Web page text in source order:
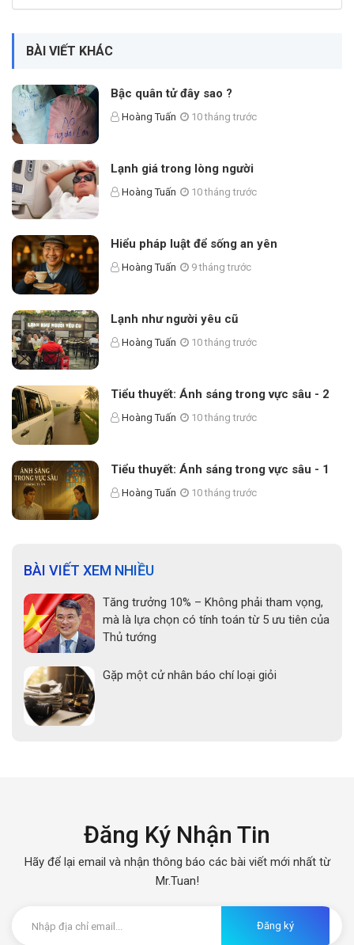
BÀI VIẾT KHÁC
Bậc quân tử đây sao ?
Hoàng Tuấn 10 tháng trước
Lạnh giá trong lòng người
Hoàng Tuấn 10 tháng trước
Hiểu pháp luật để sống an yên
Hoàng Tuấn 9 tháng trước
Lạnh như người yêu cũ
Hoàng Tuấn 10 tháng trước
Tiểu thuyết: Ánh sáng trong vực sâu - 2
Hoàng Tuấn 10 tháng trước
Tiểu thuyết: Ánh sáng trong vực sâu - 1
Hoàng Tuấn 10 tháng trước
BÀI VIẾT XEM NHIỀU
Tăng trưởng 10% – Không phải tham vọng,
mà là lựa chọn có tính toán từ 5 ưu tiên của
Thủ tướng
Gặp một cử nhân báo chí loại giỏi
Đăng Ký Nhận Tin
Hãy để lại email và nhận thông báo các bài viết mới nhất từ
Mr.Tuan!
Đăng ký